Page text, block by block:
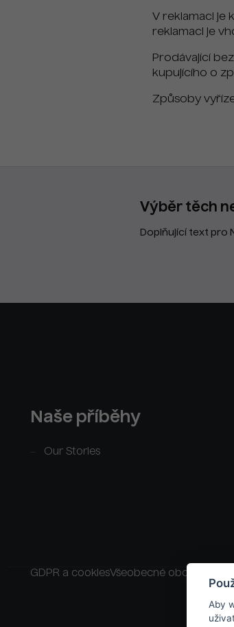
V reklamaci je
reklamaci je
Prodávající
kupujícího o
Způsoby
Výběr těch
Doplňující text pro
Naše příběhy
Our Stories
GDPR a cookiesVšeobecné obchodní
Aby